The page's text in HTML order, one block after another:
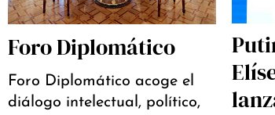
Foro Diplomático
Foro Diplomático acoge el
diálogo intelectual, político,